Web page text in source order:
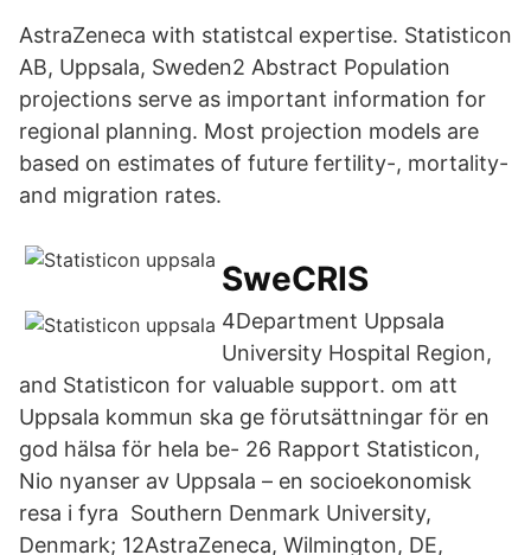
AstraZeneca with statistcal expertise. Statisticon
AB, Uppsala, Sweden2 Abstract Population
projections serve as important information for
regional planning. Most projection models are
based on estimates of future fertility-, mortality-
and migration rates.
SweCRIS
4Department Uppsala
University Hospital Region,
and Statisticon for valuable support. om att
Uppsala kommun ska ge förutsättningar för en
god hälsa för hela be- 26 Rapport Statisticon,
Nio nyanser av Uppsala – en socioekonomisk
resa i fyra Southern Denmark University,
Denmark; 12AstraZeneca, Wilmington, DE,